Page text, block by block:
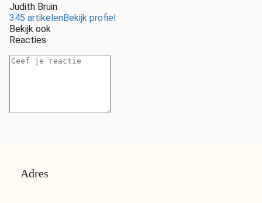
Judith Bruin
345 artikelenBekijk profiel
Bekijk ook
Reacties
Adres